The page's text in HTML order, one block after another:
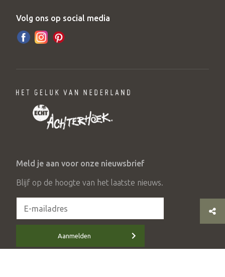
Volg ons op social media
Meld je aan voor onze nieuwsbrief
Blijf op de hoogte van het laatste nieuws.
Aanmelden